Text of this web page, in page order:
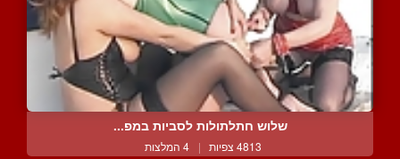
שלוש חתלתולות לסביות במפ...
4813 צפיות | 4 המלצות